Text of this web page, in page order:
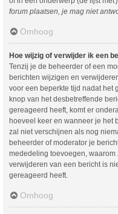
forum plaatsen, je mag niet
Omhoog
Hoe wijzig of verwijder ik een
Tenzij je de beheerder of een
berichten wijzigen en
voor een beperkte tijd nadat het
knop van het desbetreffende
gereageerd heeft, komt er
hoeveel keer en wanneer je het
zal niet verschijnen als nog
beheerder of moderator je
mededeling toevoegen,
verwijderen van een bericht is
gereageerd heeft.
Omhoog